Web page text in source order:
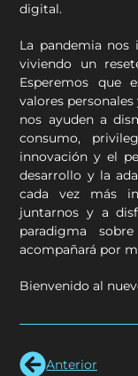
digital.
La pandemia nos
viviendo un
Esperemos que
valores
nos ayuden a
consumo,
innovación y el
desarrollo y la
cada vez más
juntarnos y a
paradigma
acompañará por
Bienvenido al
Anterior